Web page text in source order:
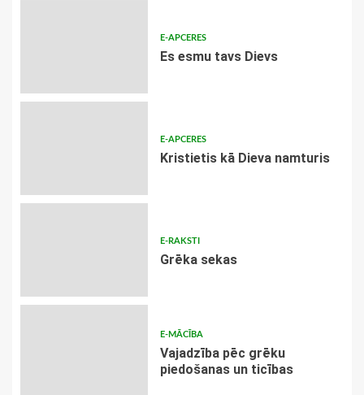
E-APCERES
Es esmu tavs Dievs
E-APCERES
Kristietis kā Dieva namturis
E-RAKSTI
Grēka sekas
E-MĀCĪBA
Vajadzība pēc grēku
piedošanas un ticības